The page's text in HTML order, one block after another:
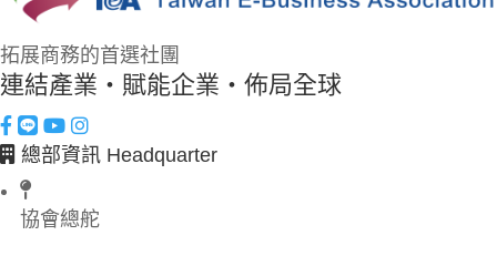
拓展商務的首選社團
連結產業・賦能企業・佈局全球
總部資訊 Headquarter
協會總舵